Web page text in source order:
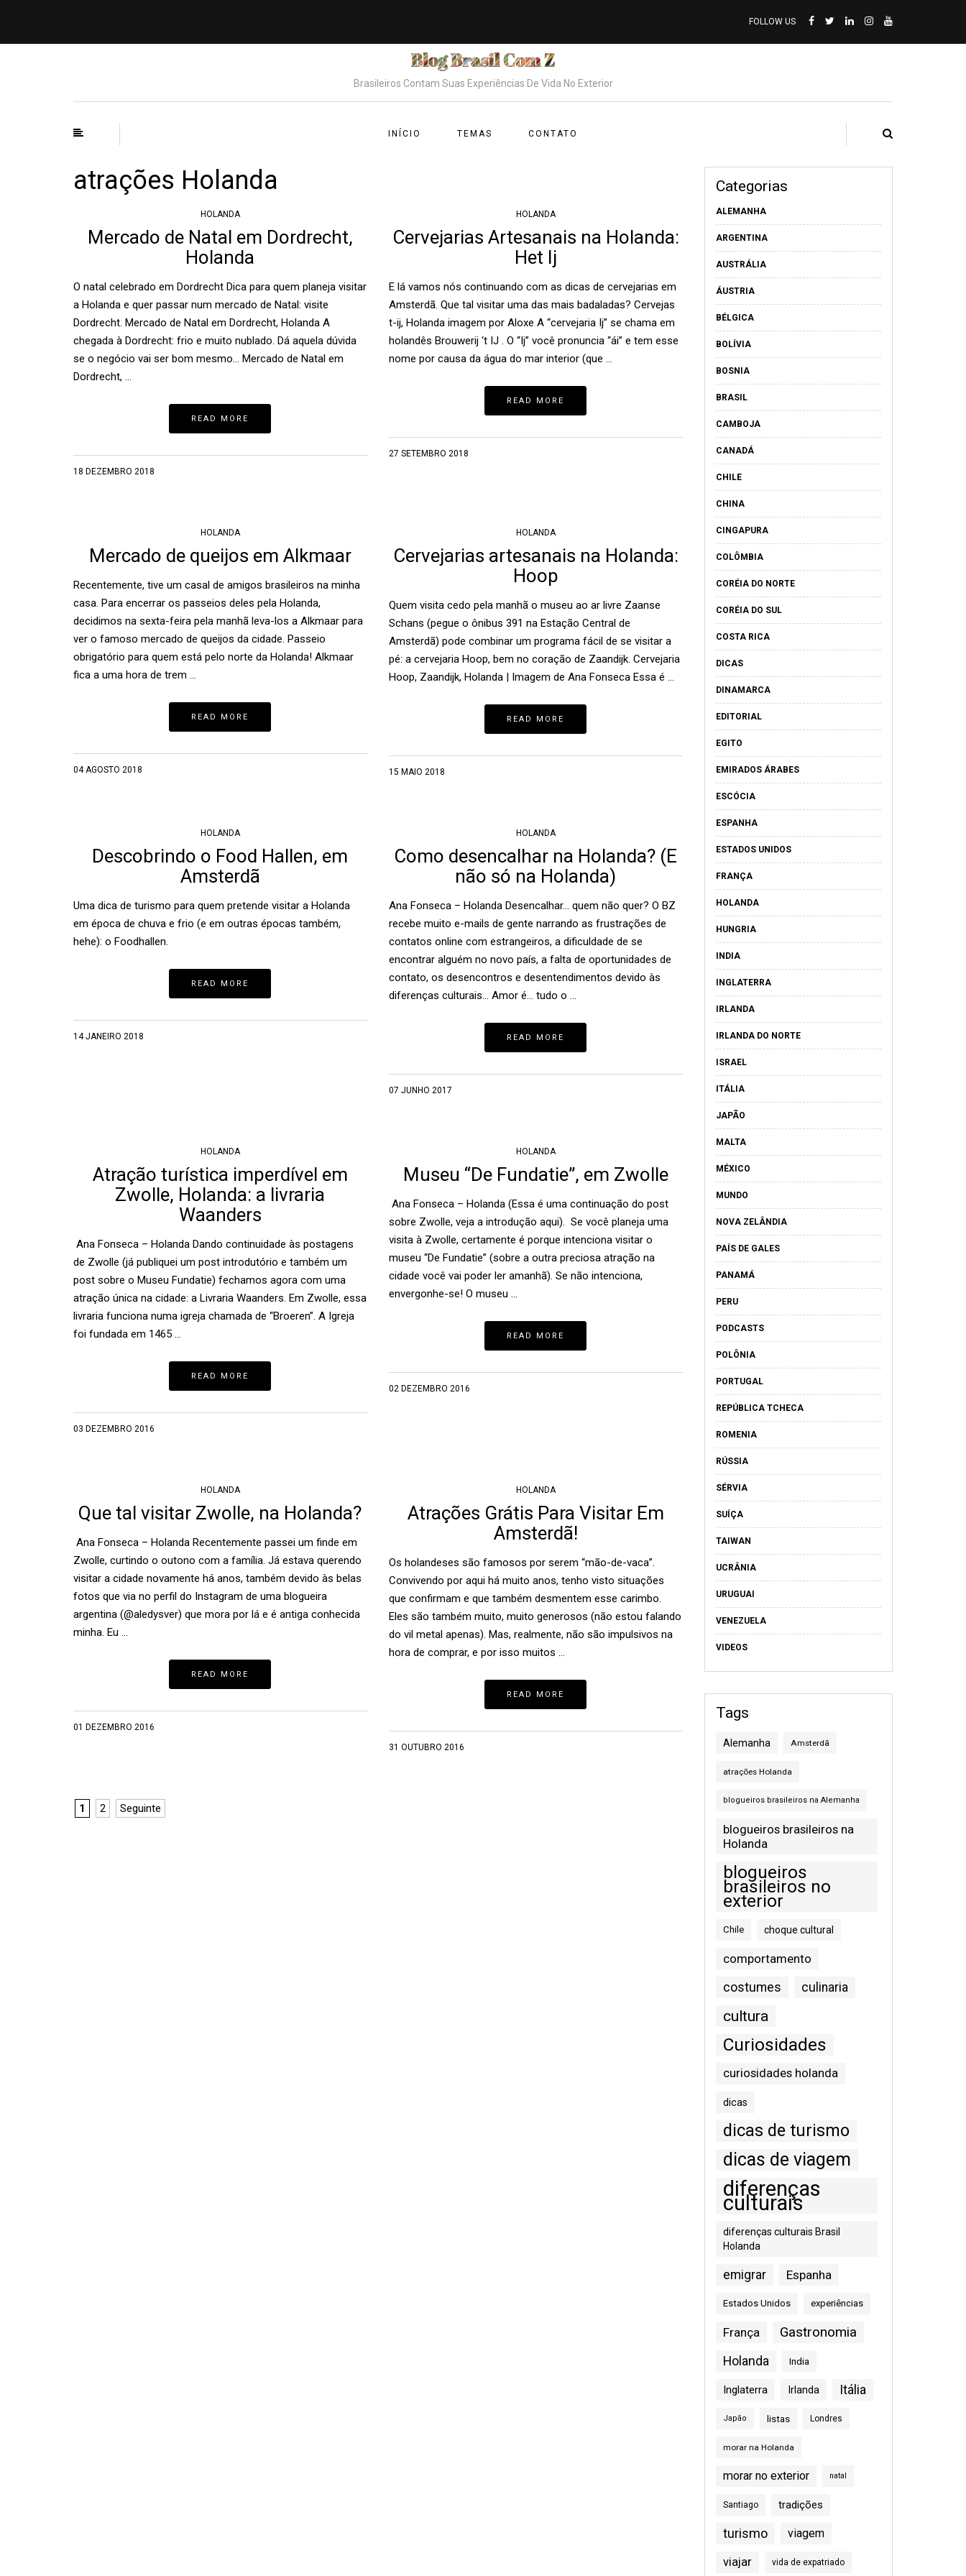
FOLLOW US
Brasileiros Contam Suas Experiências De Vida No Exterior
INÍCIO TEMAS CONTATO
atrações Holanda
HOLANDA
Mercado de Natal em Dordrecht,
Holanda
O natal celebrado em Dordrecht Dica para quem planeja visitar
a Holanda e quer passar num mercado de Natal: visite
Dordrecht. Mercado de Natal em Dordrecht, Holanda A
chegada à Dordrecht: frio e muito nublado. Dá aquela dúvida
se o negócio vai ser bom mesmo… Mercado de Natal em
Dordrecht, …
READ MORE
18 DEZEMBRO 2018
HOLANDA
Cervejarias Artesanais na Holanda:
Het Ij
E lá vamos nós continuando com as dicas de cervejarias em
Amsterdã. Que tal visitar uma das mais badaladas? Cervejas
t-ij, Holanda imagem por Aloxe A “cervejaria Ij” se chama em
holandês Brouwerij ‘t IJ . O “Ij” você pronuncia “ái” e tem esse
nome por causa da água do mar interior (que …
READ MORE
27 SETEMBRO 2018
HOLANDA
Mercado de queijos em Alkmaar
Recentemente, tive um casal de amigos brasileiros na minha
casa. Para encerrar os passeios deles pela Holanda,
decidimos na sexta-feira pela manhã leva-los a Alkmaar para
ver o famoso mercado de queijos da cidade. Passeio
obrigatório para quem está pelo norte da Holanda! Alkmaar
fica a uma hora de trem …
READ MORE
04 AGOSTO 2018
HOLANDA
Cervejarias artesanais na Holanda:
Hoop
Quem visita cedo pela manhã o museu ao ar livre Zaanse
Schans (pegue o ônibus 391 na Estação Central de
Amsterdã) pode combinar um programa fácil de se visitar a
pé: a cervejaria Hoop, bem no coração de Zaandijk. Cervejaria
Hoop, Zaandijk, Holanda | Imagem de Ana Fonseca Essa é …
READ MORE
15 MAIO 2018
HOLANDA
Descobrindo o Food Hallen, em
Amsterdã
Uma dica de turismo para quem pretende visitar a Holanda
em época de chuva e frio (e em outras épocas também,
hehe): o Foodhallen.
READ MORE
14 JANEIRO 2018
HOLANDA
Como desencalhar na Holanda? (E
não só na Holanda)
Ana Fonseca – Holanda Desencalhar… quem não quer? O BZ
recebe muito e-mails de gente narrando as frustrações de
contatos online com estrangeiros, a dificuldade de se
encontrar alguém no novo país, a falta de oportunidades de
contato, os desencontros e desentendimentos devido às
diferenças culturais… Amor é… tudo o …
READ MORE
07 JUNHO 2017
HOLANDA
Atração turística imperdível em
Zwolle, Holanda: a livraria
Waanders
Ana Fonseca – Holanda Dando continuidade às postagens
de Zwolle (já publiquei um post introdutório e também um
post sobre o Museu Fundatie) fechamos agora com uma
atração única na cidade: a Livraria Waanders. Em Zwolle, essa
livraria funciona numa igreja chamada de “Broeren”. A Igreja
foi fundada em 1465 …
READ MORE
03 DEZEMBRO 2016
HOLANDA
Museu “De Fundatie”, em Zwolle
Ana Fonseca – Holanda (Essa é uma continuação do post
sobre Zwolle, veja a introdução aqui). Se você planeja uma
visita à Zwolle, certamente é porque intenciona visitar o
museu “De Fundatie” (sobre a outra preciosa atração na
cidade você vai poder ler amanhã). Se não intenciona,
envergonhe-se! O museu …
READ MORE
02 DEZEMBRO 2016
HOLANDA
Que tal visitar Zwolle, na Holanda?
Ana Fonseca – Holanda Recentemente passei um finde em
Zwolle, curtindo o outono com a família. Já estava querendo
visitar a cidade novamente há anos, também devido às belas
fotos que via no perfil do Instagram de uma blogueira
argentina (@aledysver) que mora por lá e é antiga conhecida
minha. Eu …
READ MORE
01 DEZEMBRO 2016
HOLANDA
Atrações Grátis Para Visitar Em
Amsterdã!
Os holandeses são famosos por serem “mão-de-vaca”.
Convivendo por aqui há muito anos, tenho visto situações
que confirmam e que também desmentem esse carimbo.
Eles são também muito, muito generosos (não estou falando
do vil metal apenas). Mas, realmente, não são impulsivos na
hora de comprar, e por isso muitos …
READ MORE
31 OUTUBRO 2016
1 2 Seguinte
Categorias
ALEMANHA
ARGENTINA
AUSTRÁLIA
ÁUSTRIA
BÉLGICA
BOLÍVIA
BOSNIA
BRASIL
CAMBOJA
CANADÁ
CHILE
CHINA
CINGAPURA
COLÔMBIA
CORÉIA DO NORTE
CORÉIA DO SUL
COSTA RICA
DICAS
DINAMARCA
EDITORIAL
EGITO
EMIRADOS ÁRABES
ESCÓCIA
ESPANHA
ESTADOS UNIDOS
FRANÇA
HOLANDA
HUNGRIA
INDIA
INGLATERRA
IRLANDA
IRLANDA DO NORTE
ISRAEL
ITÁLIA
JAPÃO
MALTA
MÉXICO
MUNDO
NOVA ZELÂNDIA
PAÍS DE GALES
PANAMÁ
PERU
PODCASTS
POLÔNIA
PORTUGAL
REPÚBLICA TCHECA
ROMENIA
RÚSSIA
SÉRVIA
SUÍÇA
TAIWAN
UCRÂNIA
URUGUAI
VENEZUELA
VIDEOS
Tags
Alemanha Amsterdã
atrações Holanda
blogueiros brasileiros na Alemanha
blogueiros brasileiros na
Holanda
blogueiros
brasileiros no
exterior
Chile choque cultural
comportamento
costumes culinaria
cultura
Curiosidades
curiosidades holanda
dicas
dicas de turismo
dicas de viagem
diferenças
culturais
diferenças culturais Brasil
Holanda
emigrar Espanha
Estados Unidos experiências
França Gastronomia
Holanda India
Inglaterra Irlanda Itália
Japão listas Londres
morar na Holanda
morar no exterior natal
Santiago tradições
turismo viagem
viajar vida de expatriado